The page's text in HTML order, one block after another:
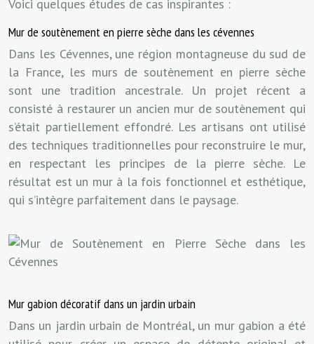
Voici quelques études de cas inspirantes :
Mur de soutènement en pierre sèche dans les cévennes
Dans les Cévennes, une région montagneuse du sud de
la France, les murs de soutènement en pierre sèche
sont une tradition ancestrale. Un projet récent a
consisté à restaurer un ancien mur de soutènement qui
s’était partiellement effondré. Les artisans ont utilisé
des techniques traditionnelles pour reconstruire le mur,
en respectant les principes de la pierre sèche. Le
résultat est un mur à la fois fonctionnel et esthétique,
qui s’intègre parfaitement dans le paysage.
Mur gabion décoratif dans un jardin urbain
Dans un jardin urbain de Montréal, un mur gabion a été